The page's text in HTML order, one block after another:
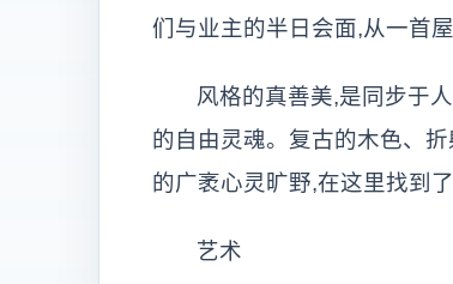
们与业主的半日会面,从一首
风格的真善美,是同步于
的自由灵魂。复古的木色、
的广袤心灵旷野,在这里找到
艺术